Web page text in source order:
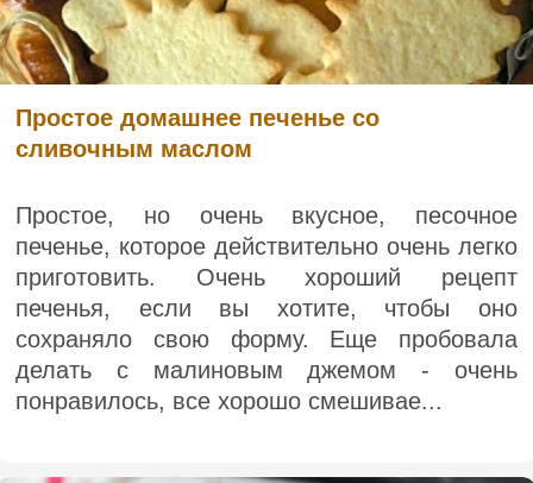
Простое домашнее печенье со
сливочным маслом
Простое, но очень вкусное, песочное
печенье, которое действительно очень легко
приготовить. Очень хороший рецепт
печенья, если вы хотите, чтобы оно
сохраняло свою форму. Еще пробовала
делать с малиновым джемом - очень
понравилось, все хорошо смешивае...